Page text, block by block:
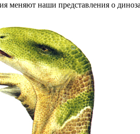
меняют наши представления о